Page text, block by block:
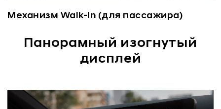
Механизм Walk-In (для пассажира)
Панорамный изогнутый
дисплей